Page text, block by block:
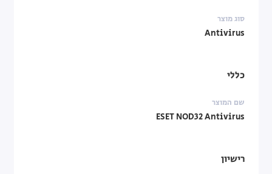
סוג מוצר
Antivirus
כללי
שם המוצר
ESET NOD32 Antivirus
רישיון